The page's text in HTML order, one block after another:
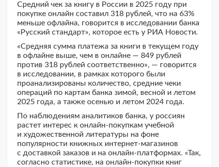
Средний чек за книгу в России в 2025 году при
покупке онлайн составил 318 рублей, что на 63%
меньше офлайна, говорится в исследовании банка
«Русский стандарт», которое есть у РИА Новости.
«Средняя сумма платежа за книги в текущем году
в офлайне выше, чем в онлайне — 849 рублей
против 318 рублей соответственно», — говорится
в исследовании, в рамках которого были
проанализированы количество, средние чеки
операций по картам банка зимой, весной и летом
2025 года, а также осенью и летом 2024 года.
По наблюдениям аналитиков банка, у россиян
растет интерес к онлайн-покупкам учебной
и художественной литературы на фоне
популярности книжных интернет-магазинов
с доставкой заказов и на онлайн-платформах. «Так,
согласно статистике, на онлайн-покупки книг